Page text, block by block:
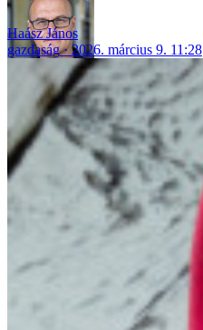
Haász János
gazdaság
2026. március 9. 11:28